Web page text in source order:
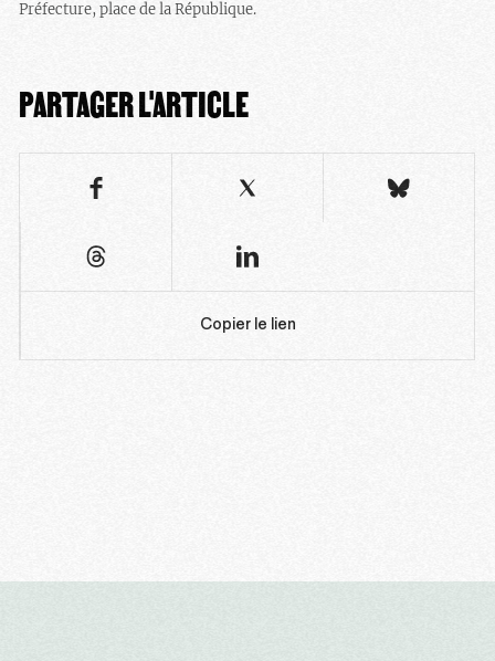
Préfecture, place de la République.
PARTAGER L'ARTICLE
Copier le lien